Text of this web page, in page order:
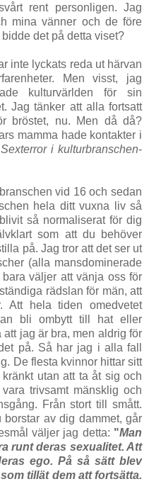
rent personligen. Jag
mina vänner och de före
det på detta viset?
inte lyckats reda ut härvan
Men visst, jag
kulturvärlden för sin
Jag tänker att alla fortsatt
bröstet, nu. Men då då?
mamma hade kontakter i
Sexterror i kulturbranschen-
vid 16 och sedan
hela ditt vuxna liv så
så normaliserat för dig
som att du behöver
på. Jag tror att det ser ut
(alla mansdominerade
väljer att vänja oss för
rädslan för män, att
Att hela tiden omedvetet
bli ombytt till hat eller
jag är bra, men aldrig för
på. Så har jag i alla fall
De flesta kvinnor hittar sitt
utan att ta åt sig och
trivsamt mänsklig och
Från stort till smått.
borstar av dig dammet, går
väljer jag detta: "Man
runt deras sexualitet. Att
ego. På så sätt blev
tillät dem att fortsätta.